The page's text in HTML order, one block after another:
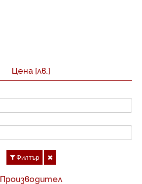
Цена [лв.]
Филтър
Производител